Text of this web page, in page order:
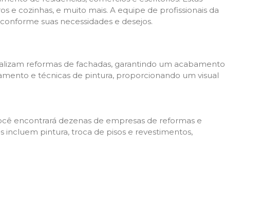
e cozinhas, e muito mais. A equipe de profissionais da
suas necessidades e desejos.
reformas de fachadas, garantindo um acabamento
e técnicas de pintura, proporcionando um visual
encontrará dezenas de empresas de reformas e
incluem pintura, troca de pisos e revestimentos,